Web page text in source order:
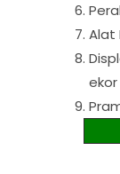
Alat
ekor